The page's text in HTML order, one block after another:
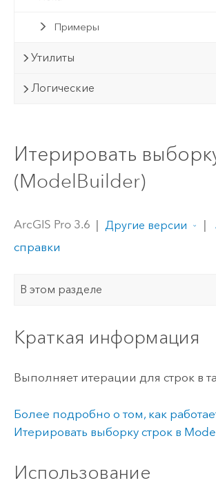
Примеры
Утилиты
Логические
Итерировать
(ModelBuilder)
ArcGIS Pro 3.6 | Другие версии |
справки
В этом разделе
Краткая информация
Выполняет итерации для строк в
Более подробно о том, как
Итерировать выборку строк в
Использование